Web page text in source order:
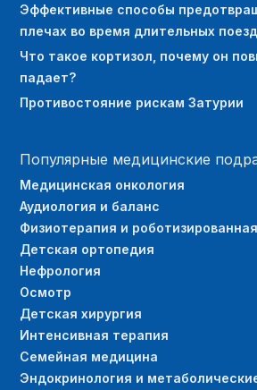
Эффективные способы
плечах во время длительных
Что такое кортизол, почему он
падает?
Противостояние рискам Затурии
Популярные медицинские
Медицинская онкология
Аудиология и баланс
Физиотерапия и
Детская ортопедия
Нефрология
Осмотр
Детская хирургия
Интенсивная терапия
Семейная медицина
Эндокринология и